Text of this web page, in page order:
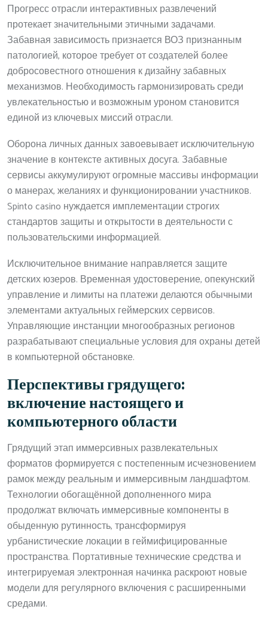
Прогресс отрасли интерактивных развлечений
протекает значительными этичными задачами.
Забавная зависимость признается ВОЗ признанным
патологией, которое требует от создателей более
добросовестного отношения к дизайну забавных
механизмов. Необходимость гармонизировать среди
увлекательностью и возможным уроном становится
единой из ключевых миссий отрасли.
Оборона личных данных завоевывает исключительную
значение в контексте активных досуга. Забавные
сервисы аккумулируют огромные массивы информации
о манерах, желаниях и функционировании участников.
Spinto casino нуждается имплементации строгих
стандартов защиты и открытости в деятельности с
пользовательскими информацией.
Исключительное внимание направляется защите
детских юзеров. Временная удостоверение, опекунский
управление и лимиты на платежи делаются обычными
элементами актуальных геймерских сервисов.
Управляющие инстанции многообразных регионов
разрабатывают специальные условия для охраны детей
в компьютерной обстановке.
Перспективы грядущего:
включение настоящего и
компьютерного области
Грядущий этап иммерсивных развлекательных
форматов формируется с постепенным исчезновением
рамок между реальным и иммерсивным ландшафтом.
Технологии обогащённой дополненного мира
продолжат включать иммерсивные компоненты в
обыденную рутинность, трансформируя
урбанистические локации в геймифицированные
пространства. Портативные технические средства и
интегрируемая электронная начинка раскроют новые
модели для регулярного включения с расширенными
средами.